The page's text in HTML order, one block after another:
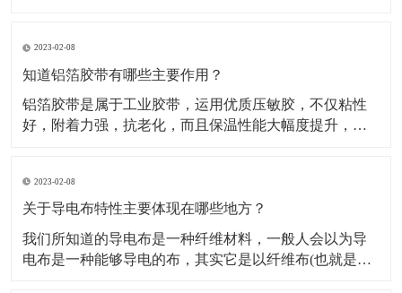
等，就是使用的这种铝箔胶带做的密封材料。还被广泛
运用于各行各业当中，除了有家用电器、空调、汽车、
电子行业当中也
2023-02-08
知道铝箔胶带有哪些主要作用？
铝箔胶带是属于工业胶带，运用优质压敏胶，不仅粘性
好，附着力强，抗老化，而且保温性能大幅度提升，规
及破损处的修复，是冰箱、冰柜生产厂的主要原辅材
料，也是保温材料经销部门必购原料。广泛应用于冰
2023-02-08
关于导电布特性主要体现在哪些地方？
我们所知道的导电布是一种纤维材料，一般人会以为导
电布是一种能够导电的布，其实它是以纤维布(也就是一